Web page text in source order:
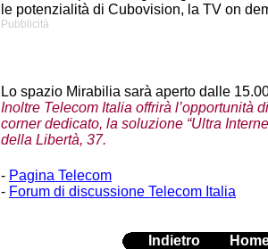
le potenzialità di Cubovision, la TV on
Pubblicità
Lo spazio Mirabilia sarà aperto dalle
Inoltre Telecom Italia offrirà l’opportunità
corner dedicato, la soluzione “Ultra
della Libertà, 37.
- Pagina Telecom
- Forum di discussione Telecom Italia
Indietro